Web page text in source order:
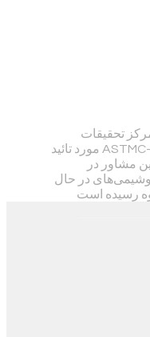
تحقیقات
ساختمان و مسکن طبق استاندارد ASTMC-1202 مورد تائید
مشاور در
در حال
رسیده است